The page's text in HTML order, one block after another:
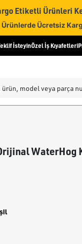
Etiketli Ürünleri
Ürünlerde Ücretsiz
İsteyinÖzel İş Kıyafetleri
WaterHog